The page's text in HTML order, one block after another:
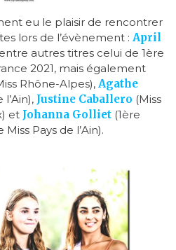
eu le plaisir de rencontrer
lors de l’évènement : April
autres titres celui de 1ère
2021, mais également
Rhône-Alpes), Agathe
l’Ain), Justine Caballero (Miss
et Johanna Golliet(1ère
Pays de l’Ain).